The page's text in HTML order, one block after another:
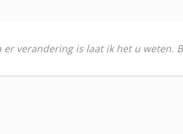
verandering is laat ik het u weten.